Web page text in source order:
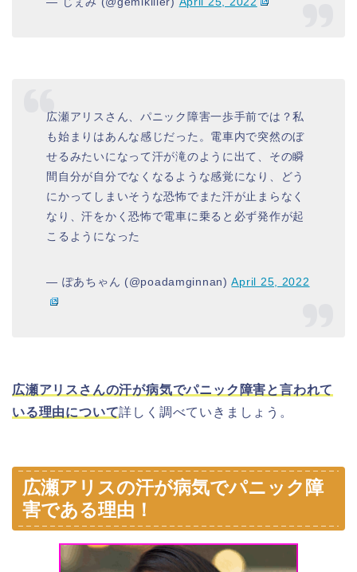
広瀬アリスさん、パニック障害一歩手前では？私
も始まりはあんな感じだった。電車内で突然のぼ
せるみたいになって汗が滝のように出て、その瞬
間自分が自分でなくなるような感覚になり、どう
にかってしまいそうな恐怖でまた汗が止まらなく
なり、汗をかく恐怖で電車に乗ると必ず発作が起
こるようになった
— ぽあちゃん (@poadamginnan)April 25, 2022
広瀬アリスさんの汗が病気でパニック障害と言われて
いる理由について詳しく調べていきましょう。
広瀬アリスの汗が病気でパニック障
害である理由！